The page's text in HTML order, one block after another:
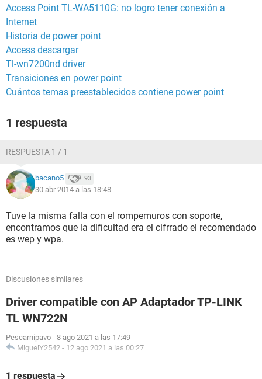
Access Point TL-WA5110G: no logro tener conexión a
Internet
Historia de power point
Access descargar
Tl-wn7200nd driver
Transiciones en power point
Cuántos temas preestablecidos contiene power point
1 respuesta
RESPUESTA 1 / 1
bacano5 93
30 abr 2014 a las 18:48
Tuve la misma falla con el rompemuros con soporte,
encontramos que la dificultad era el cifrrado el recomendado
es wep y wpa.
Discusiones similares
Driver compatible con AP Adaptador TP-LINK
TL WN722N
Pescarnipavo - 8 ago 2021 a las 17:49
MiguelY2542 - 12 ago 2021 a las 00:27
1 respuesta